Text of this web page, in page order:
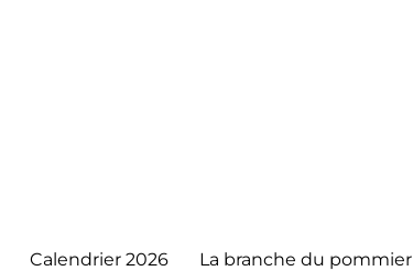
Calendrier 2026 La branche du pommier